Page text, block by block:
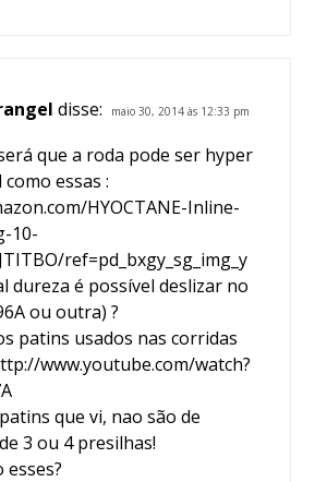
disse: maio 30, 2014 às 12:33 pm
que a roda pode ser hyper
essas :
HYOCTANE-Inline-
10-
ref=pd_bxgy_sg_img_y
dureza é possível deslizar no
ou outra) ?
patins usados nas corridas
www.youtube.com/watch?
que vi, nao são de
3 ou 4 presilhas!